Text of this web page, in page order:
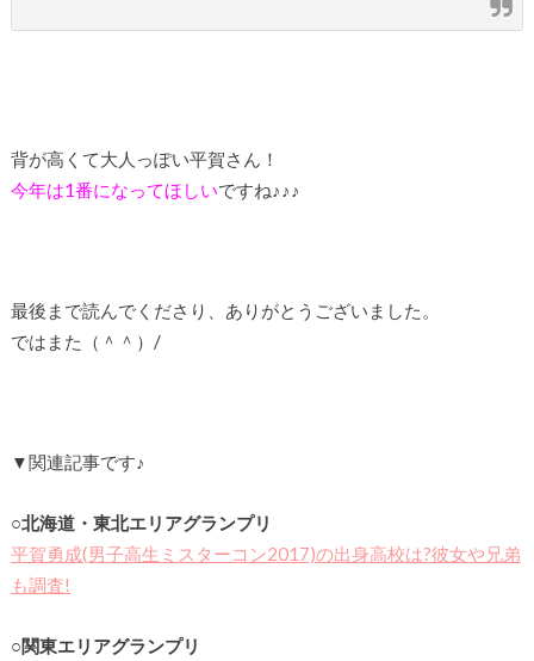
背が高くて大人っぽい平賀さん！
今年は1番になってほしいですね♪♪♪
最後まで読んでくださり、ありがとうございました。
ではまた（＾＾）/
▼関連記事です♪
○北海道・東北エリアグランプリ
平賀勇成(男子高生ミスターコン2017)の出身高校は?彼女や兄弟
も調査!
○関東エリアグランプリ